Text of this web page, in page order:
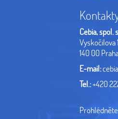
Cebia, spol.
Vyskočilova
140 00
E-mail:
Tel.:+420